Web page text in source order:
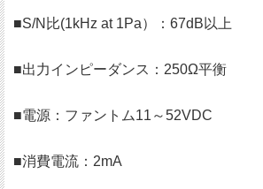
■S/N比(1kHz at 1Pa）：67dB以上
■出力インピーダンス：250Ω平衡
■電源：ファントム11～52VDC
■消費電流：2mA